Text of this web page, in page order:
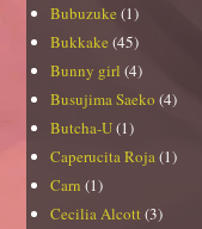
Bubuzuke (1)
Bukkake (45)
Bunny girl (4)
Busujima Saeko (4)
Butcha-U(1)
Caperucita Roja (1)
Carn (1)
Cecilia Alcott (3)